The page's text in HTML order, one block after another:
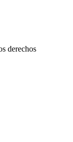
derechos